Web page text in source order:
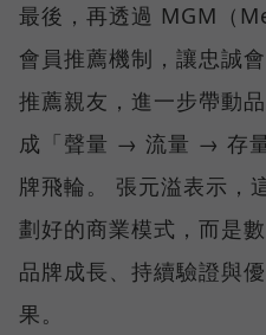
最後，再透過 MGM（
會員推薦機制，讓忠誠
推薦親友，進一步帶動
成「聲量 → 流量 → 存
牌飛輪。 張元溢表示，
劃好的商業模式，而是
品牌成長、持續驗證與
果。